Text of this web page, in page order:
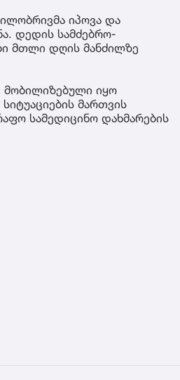
იპოვა და
დედის სამძებრო-
მთლი დღის მანძილზე
მობილიზებული იყო
მართვის
სამედიცინო დახმარების